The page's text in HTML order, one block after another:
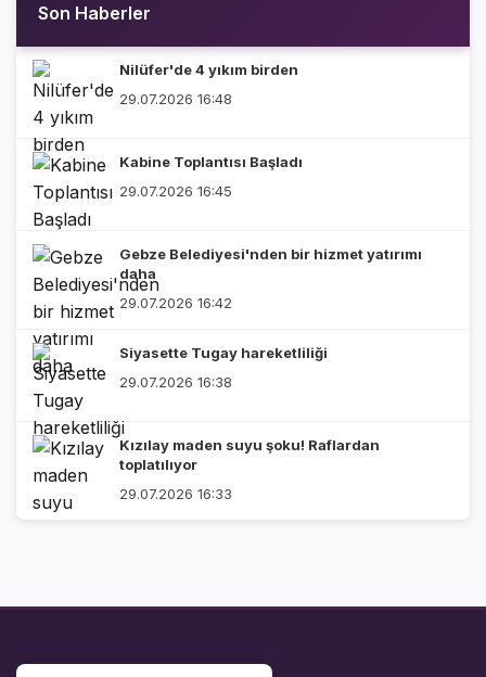
Son Haberler
Nilüfer'de 4 yıkım birden
29.07.2026 16:48
Kabine Toplantısı Başladı
29.07.2026 16:45
Gebze Belediyesi'nden bir hizmet yatırımı
daha
29.07.2026 16:42
Siyasette Tugay hareketliliği
29.07.2026 16:38
Kızılay maden suyu şoku! Raflardan
toplatılıyor
29.07.2026 16:33